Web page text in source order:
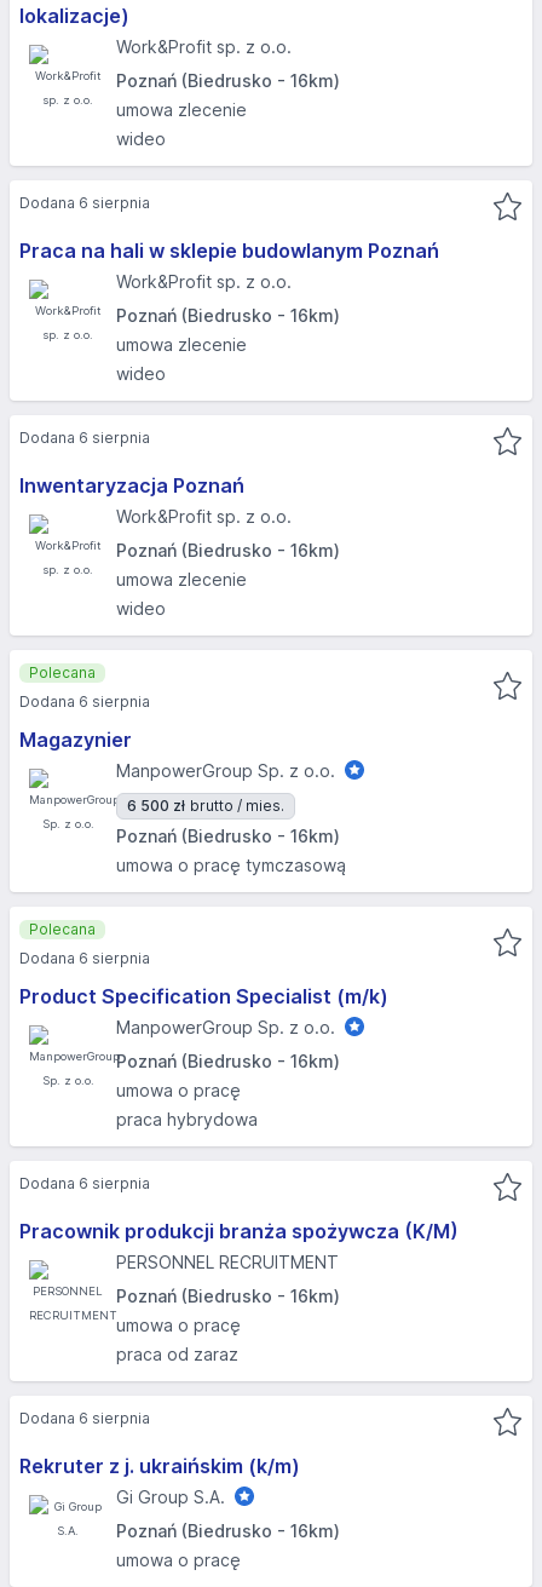
lokalizacje)
Work&Profit sp. z o.o.
Poznań (Biedrusko - 16km)
umowa zlecenie
wideo
Praca na hali w sklepie budowlanym Poznań
Work&Profit sp. z o.o.
Poznań (Biedrusko - 16km)
umowa zlecenie
wideo
Dodana 6 sierpnia
Inwentaryzacja Poznań
Work&Profit sp. z o.o.
Poznań (Biedrusko - 16km)
umowa zlecenie
wideo
Dodana 6 sierpnia
Magazynier
ManpowerGroup Sp. z o.o.
6 500 zł brutto / mies.
Poznań (Biedrusko - 16km)
umowa o pracę tymczasową
Polecana
Dodana 6 sierpnia
Product Specification Specialist (m/k)
ManpowerGroup Sp. z o.o.
Poznań (Biedrusko - 16km)
umowa o pracę
praca hybrydowa
Polecana
Dodana 6 sierpnia
Pracownik produkcji branża spożywcza (K/M)
PERSONNEL RECRUITMENT
Poznań (Biedrusko - 16km)
umowa o pracę
praca od zaraz
Dodana 6 sierpnia
Rekruter z j. ukraińskim (k/m)
Gi Group S.A.
Poznań (Biedrusko - 16km)
umowa o pracę
Dodana 6 sierpnia